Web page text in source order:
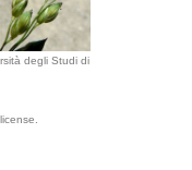
degli Studi di